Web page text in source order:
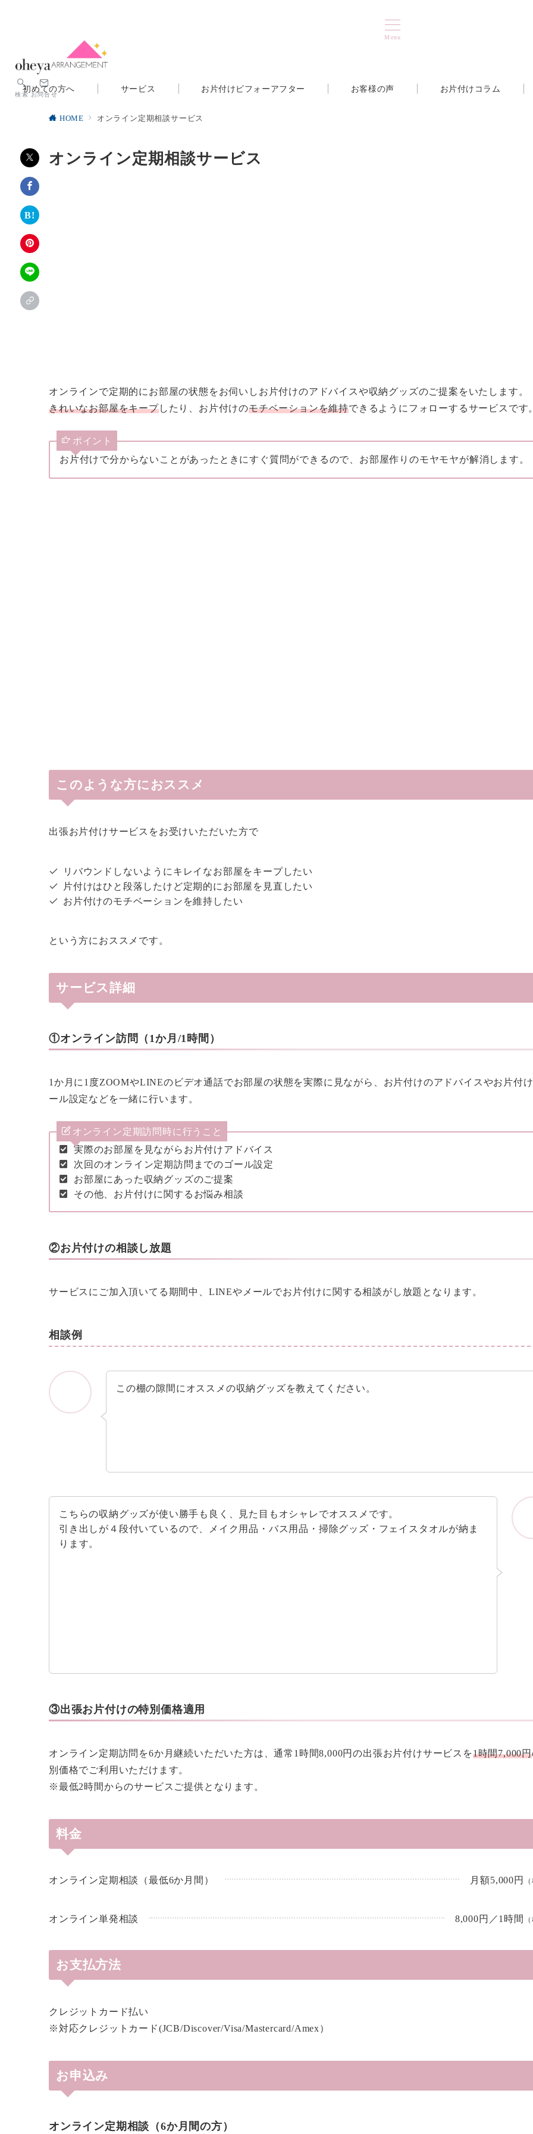
Menu
検索 お問合せ
初めての方へ サービス お片付けビフォーアフター お客様の声 お片付けコラム
HOME オンライン定期相談サービス
オンライン定期相談サービス
オンラインで定期的にお部屋の状態をお伺いしお片付けのアドバイスや収納グッズのご提案をいたします。
きれいなお部屋をキープしたり、お片付けのモチベーションを維持できるようにフォローするサービスです
ポイント
お片付けで分からないことがあったときにすぐ質問ができるので、お部屋作りのモヤモヤが解消します。
このような方におススメ
出張お片付けサービスをお受けいただいた方で
リバウンドしないようにキレイなお部屋をキープしたい
片付けはひと段落したけど定期的にお部屋を見直したい
お片付けのモチベーションを維持したい
という方におススメです。
サービス詳細
①オンライン訪問（1か月/1時間）
1か月に1度ZOOMやLINEのビデオ通話でお部屋の状態を実際に見ながら、お片付けのアドバイスやお片付
ール設定などを一緒に行います。
オンライン定期訪問時に行うこと
実際のお部屋を見ながらお片付けアドバイス
次回のオンライン定期訪問までのゴール設定
お部屋にあった収納グッズのご提案
その他、お片付けに関するお悩み相談
②お片付けの相談し放題
サービスにご加入頂いてる期間中、LINEやメールでお片付けに関する相談がし放題となります。
相談例
この棚の隙間にオススメの収納グッズを教えてください。
こちらの収納グッズが使い勝手も良く、見た目もオシャレでオススメです。
引き出しが４段付いているので、メイク用品・バス用品・掃除グッズ・フェイスタオルが納ま
ります。
③出張お片付けの特別価格適用
オンライン定期訪問を6か月継続いただいた方は、通常1時間8,000円の出張お片付けサービスを1時間7,000円
別価格でご利用いただけます。
※最低2時間からのサービスご提供となります。
料金
オンライン定期相談（最低6か月間） 月額5,000円
オンライン単発相談 8,000円／1時間
お支払方法
クレジットカード払い
※対応クレジットカード(JCB/Discover/Visa/Mastercard/Amex）
お申込み
オンライン定期相談（6か月間の方）